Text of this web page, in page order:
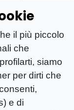
il più piccolo
che
siamo
per dirti che
e di
la
e di
guerra a
certamente
e possiamo
certo cosi
politica